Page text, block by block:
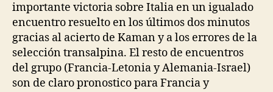
importante victoria sobre Italia en un igualado
encuentro resuelto en los últimos dos minutos
gracias al acierto de Kaman y a los errores de la
selección transalpina. El resto de encuentros
del grupo (Francia-Letonia y Alemania-Israel)
son de claro pronostico para Francia y